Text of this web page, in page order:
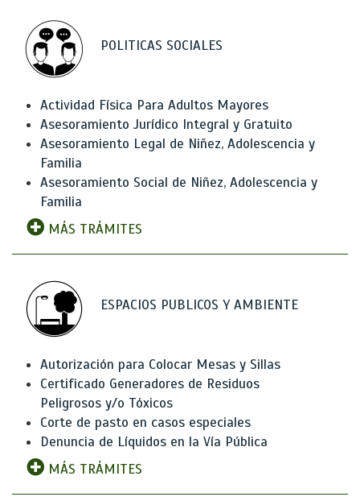
POLITICAS SOCIALES
Actividad Física Para Adultos Mayores
Asesoramiento Jurídico Integral y Gratuito
Asesoramiento Legal de Niñez, Adolescencia y
Familia
Asesoramiento Social de Niñez, Adolescencia y
Familia
MÁS TRÁMITES
ESPACIOS PUBLICOS Y AMBIENTE
Autorización para Colocar Mesas y Sillas
Certificado Generadores de Residuos
Peligrosos y/o Tóxicos
Corte de pasto en casos especiales
Denuncia de Líquidos en la Vía Pública
MÁS TRÁMITES